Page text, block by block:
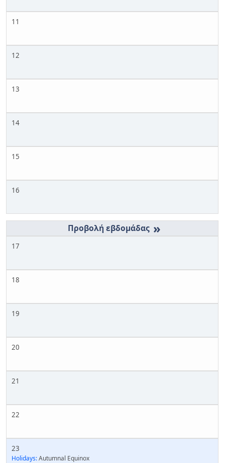
11
12
13
14
15
16
»
17
18
19
20
21
22
23
Holidays:Autumnal Equinox